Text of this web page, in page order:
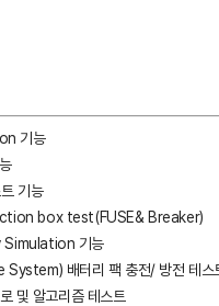
기능
기능
box test(FUSE& Breaker)
Simulation 기능
배터리 팩 충전/ 방전 테스
및 알고리즘 테스트